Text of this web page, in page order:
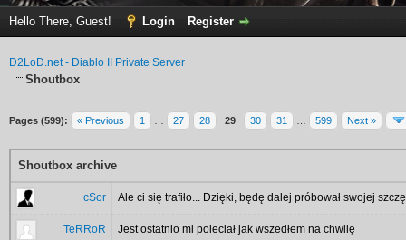
Hello There, Guest! Login Register
D2LoD.net - Diablo II Private Server
Shoutbox
Pages (599): « Previous 1 27 28 29 30 31 599 Next »
Shoutbox archive
cSor Ale ci się trafiło... Dzięki, będę dalej próbował swojej
TeRRoR Jest ostatnio mi poleciał jak wszedłem na chwilę